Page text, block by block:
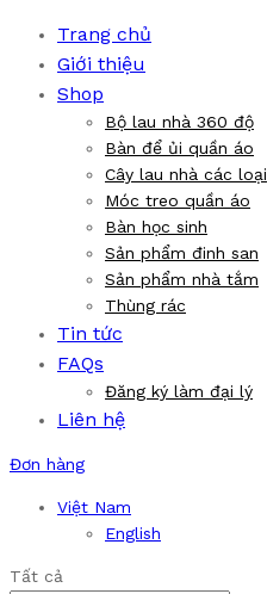
Trang chủ
Giới thiệu
Shop
Bộ lau nhà 360 độ
Bàn để ủi quần áo
Cây lau nhà các loại
Móc treo quần áo
Bàn học sinh
Sản phẩm đinh san
Sản phẩm nhà tắm
Thùng rác
Tin tức
FAQs
Đăng ký làm đại lý
Liên hệ
Đơn hàng
Việt Nam
English
Tất cả